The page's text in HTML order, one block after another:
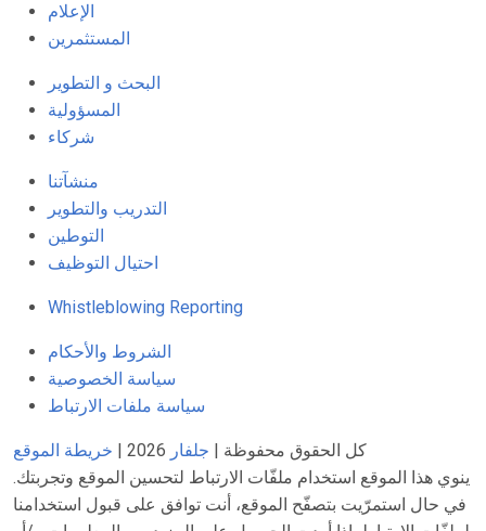
الإعلام
المستثمرين
البحث و التطوير
المسؤولية
شركاء
منشآتنا
التدريب والتطوير
التوطين
احتيال التوظيف
Whistleblowing Reporting
الشروط والأحكام
سياسة الخصوصية
سياسة ملفات الارتباط
كل الحقوق محفوظة | جلفار
خريطة الموقع
ينوي هذا الموقع استخدام ملفّات الارتباط لتحسين الموقع وتجربتك.
في حال استمرّيت بتصفّح الموقع، أنت توافق على قبول استخدامنا